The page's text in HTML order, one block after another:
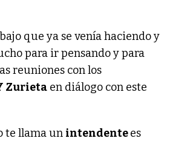
que ya se venía haciendo y
para ir pensando y para
reuniones con los
Zurieta en diálogo con este
te llama un intendentees